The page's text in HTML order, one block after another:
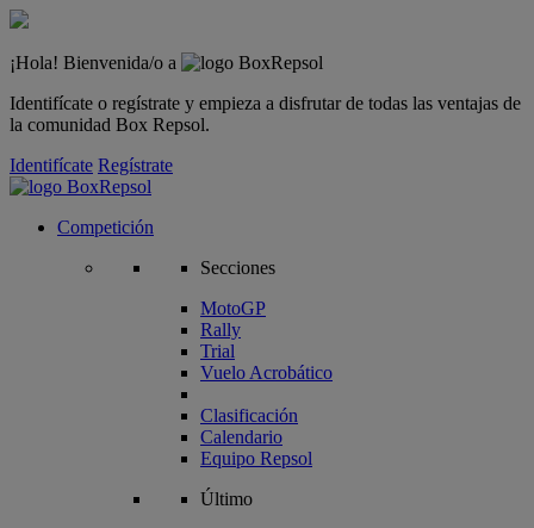
¡Hola! Bienvenida/o a
Identifícate o regístrate y empieza a disfrutar de todas las ventajas de
la comunidad Box Repsol.
Identifícate Regístrate
Competición
Secciones
MotoGP
Rally
Trial
Vuelo Acrobático
Clasificación
Calendario
Equipo Repsol
Último